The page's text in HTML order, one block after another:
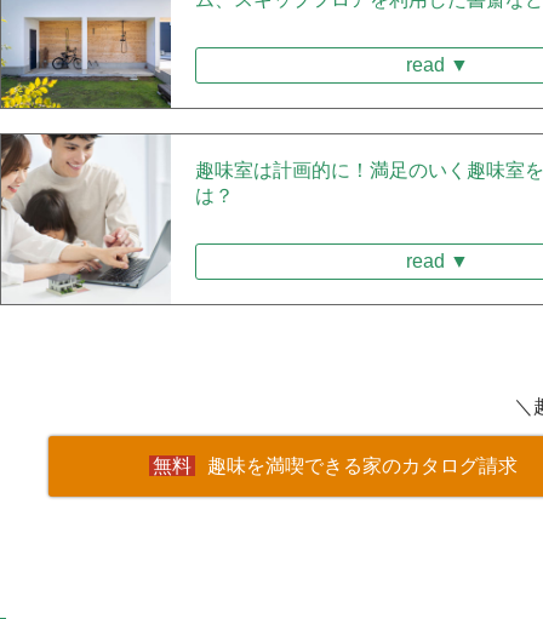
read ▼
趣味室は計画的に！満足のいく趣味室
は？
read ▼
＼
趣味を満喫できる家のカタログ請求